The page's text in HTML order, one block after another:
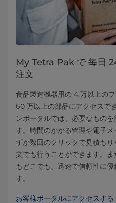
My Tetra Pak で 毎日
注文
食品製造機器用の 4 万以上の
60 万以上の部品にアクセスで
ンポータルでは、必要なもの
す。時間のかかる管理や電子
ずか数回のクリックで見積も
文でも行うことができます。
もどこでも、迅速で信頼性に
す。
お客様ポータルにアクセスする